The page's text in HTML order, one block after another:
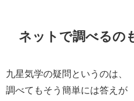
ネットで調べるの
九星気学の疑問というのは、
調べてもそう簡単には答えが